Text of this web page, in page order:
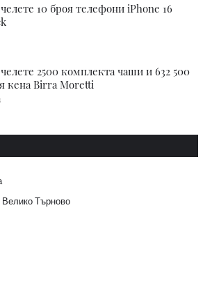
10 броя телефони iPhone 16
2500 комплекта чаши и 632 500
кена Birra Moretti
Велико Търново